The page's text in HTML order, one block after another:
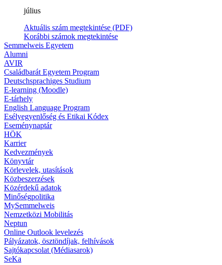
július
Aktuális szám megtekintése (PDF)
Korábbi számok megtekintése
Semmelweis Egyetem
Alumni
AVIR
Családbarát Egyetem Program
Deutschsprachiges Studium
E-learning (Moodle)
E-tárhely
English Language Program
Esélyegyenlőség és Etikai Kódex
Eseménynaptár
HÖK
Karrier
Kedvezmények
Könyvtár
Körlevelek, utasítások
Közbeszerzések
Közérdekű adatok
Minőségpolitika
MySemmelweis
Nemzetközi Mobilitás
Neptun
Online Outlook levelezés
Pályázatok, ösztöndíjak, felhívások
Sajtókapcsolat (Médiasarok)
SeKa